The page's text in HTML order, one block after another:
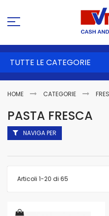
TUTTE LE CATEGORIE
HOME CATEGORIE
PASTA FRESCA
Articoli 1-20 di 65
NAVIGA PER